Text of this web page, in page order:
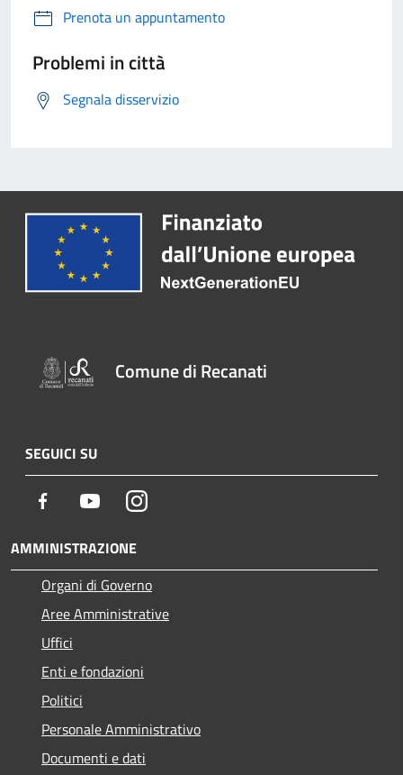
Prenota un appuntamento
Problemi in città
Segnala disservizio
Comune di Recanati
SEGUICI SU
Facebook YoutubeInstagram
AMMINISTRAZIONE
Organi di Governo
Aree Amministrative
Uffici
Enti e fondazioni
Politici
Personale Amministrativo
Documenti e dati